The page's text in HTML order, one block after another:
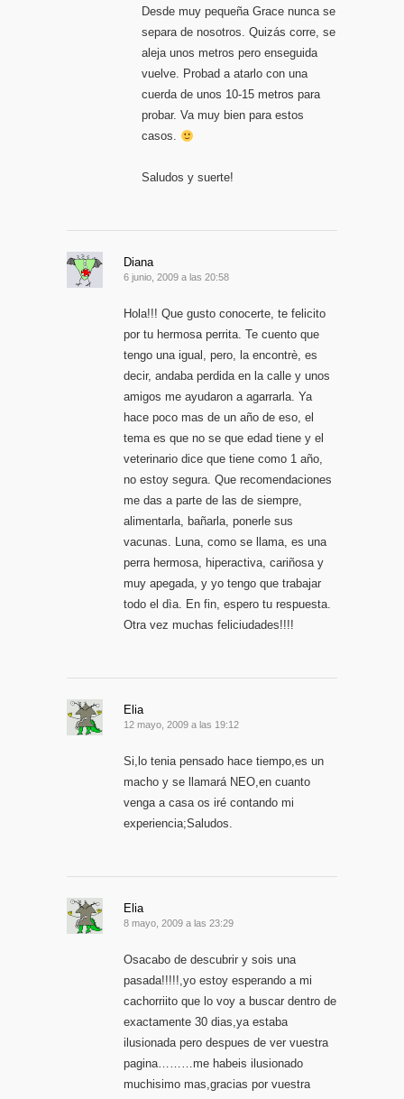
Desde muy pequeña Grace nunca se
separa de nosotros. Quizás corre, se
aleja unos metros pero enseguida
vuelve. Probad a atarlo con una
cuerda de unos 10-15 metros para
probar. Va muy bien para estos
casos.
Saludos y suerte!
Diana
6 junio, 2009 a las 20:58
Hola!!! Que gusto conocerte, te felicito
por tu hermosa perrita. Te cuento que
tengo una igual, pero, la encontrè, es
decir, andaba perdida en la calle y unos
amigos me ayudaron a agarrarla. Ya
hace poco mas de un año de eso, el
tema es que no se que edad tiene y el
veterinario dice que tiene como 1 año,
no estoy segura. Que recomendaciones
me das a parte de las de siempre,
alimentarla, bañarla, ponerle sus
vacunas. Luna, como se llama, es una
perra hermosa, hiperactiva, cariñosa y
muy apegada, y yo tengo que trabajar
todo el dìa. En fin, espero tu respuesta.
Otra vez muchas feliciudades!!!!
Elia
12 mayo, 2009 a las 19:12
Si,lo tenia pensado hace tiempo,es un
macho y se llamará NEO,en cuanto
venga a casa os iré contando mi
experiencia;Saludos.
Elia
8 mayo, 2009 a las 23:29
Osacabo de descubrir y sois una
pasada!!!!!,yo estoy esperando a mi
cachorriito que lo voy a buscar dentro de
exactamente 30 dias,ya estaba
ilusionada pero despues de ver vuestra
pagina………me habeis ilusionado
muchisimo mas,gracias por vuestra